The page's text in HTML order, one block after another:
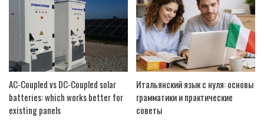
AC-Coupled vs DC-Coupled solar
batteries: which works better for
existing panels
Итальянский язык с нуля: основы
грамматики и практические
советы